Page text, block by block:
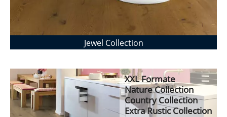
Jewel Collection
XXL Formate
Nature Collection
Country Collection
Extra Rustic Collection